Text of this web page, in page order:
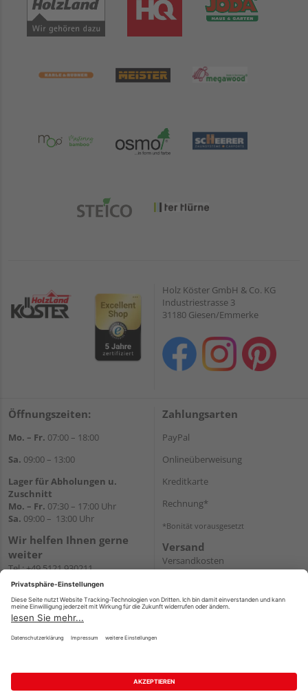
Holz Köster GmbH & Co. KG
Industriestrasse 3
31180 Giesen/Emmerke
Öffnungszeiten:
Mo. – Fr. 07:00 – 18:00
Sa. 09:00 – 13:00
Lager für Abholungen u.
Zuschnitt
Mo. – Fr. 07:30 – 17:00 Uhr
Sa. 09:00 – 13:00 Uhr
Wir helfen Ihnen gerne
weiter
Tel.:+49 5121 930211
E-Mail:holzlandshop@holzland-
Newsletter
Zahlungsarten
PayPal
Onlineüberweisung
Kreditkarte
Rechnung*
*Bonität vorausgesetzt
Versand
Versandkosten
Impressum AGB Widerruf
Datenschutz